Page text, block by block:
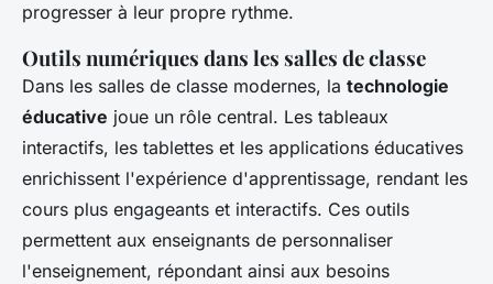
progresser à leur propre rythme.
Outils numériques dans les salles de classe
Dans les salles de classe modernes, la technologie
éducative joue un rôle central. Les tableaux
interactifs, les tablettes et les applications éducatives
enrichissent l'expérience d'apprentissage, rendant les
cours plus engageants et interactifs. Ces outils
permettent aux enseignants de personnaliser
l'enseignement, répondant ainsi aux besoins